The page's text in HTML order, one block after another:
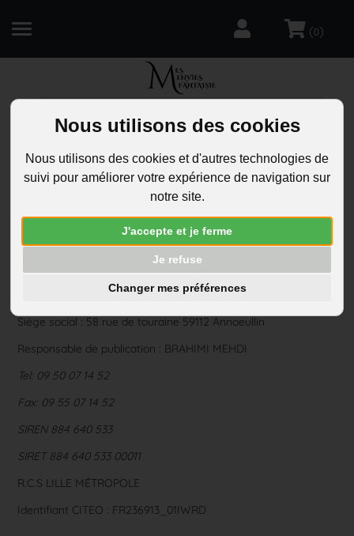
Nous utilisons des cookies
Nous utilisons des cookies et d'autres technologies de
suivi pour améliorer votre expérience de navigation sur
notre site.
J'accepte et je ferme
Je refuse
Changer mes préférences
(0)
Mentions légales
Mentions légales
MES ENVIES FANTAISIE
Ce site est édité par DBMB COMMERCE SARL
Société au capital de 2000 euros
Siège social : 58 rue de touraine 59112 Annoeullin
Responsable de publication : BRAHIMI MEHDI
Tel: 09 50 07 14 52
Fax: 09 55 07 14 52
SIREN 884 640 533
SIRET 884 640 53300011
R.C.S LILLE MÉTROPOLE
Identifiant CITEO : FR236913_01IWRD